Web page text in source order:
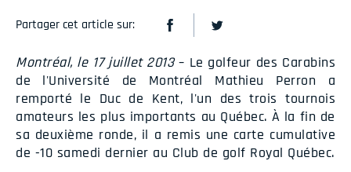
Partager cet article sur:
Montréal, le 17 juillet 2013– Le golfeur des Carabins
de l'Université de Montréal Mathieu Perron a
remporté le Duc de Kent, l'un des trois tournois
amateurs les plus importants au Québec. À la fin de
sa deuxième ronde, il a remis une carte cumulative
de -10 samedi dernier au Club de golf Royal Québec.